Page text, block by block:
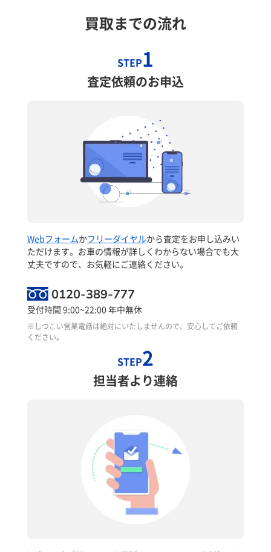
買取までの流れ
STEP1
査定依頼のお申込
Webフォームかフリーダイヤルから査定をお申し込みい
ただけます。お車の情報が詳しくわからない場合でも大
丈夫ですので、お気軽にご連絡ください。
0120-389-777
受付時間 9:00~22:00 年中無休
※しつこい営業電話は絶対にいたしませんので、安心してご依頼
ください。
STEP2
担当者より連絡